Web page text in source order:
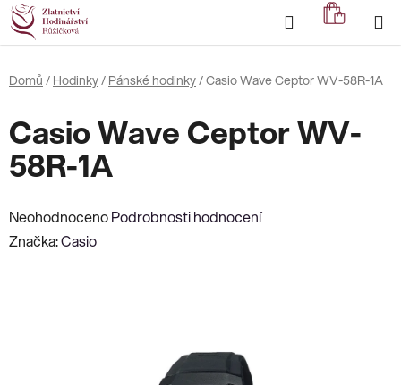
Přejít
na
obsah
Hledat
KOŠÍK
Domů / Hodinky/ Pánské hodinky/Casio Wave Ceptor WV-58R-1A
Casio Wave Ceptor WV-
58R-1A
Průměrné
hodnocení
NeohodnocenoPodrobnosti hodnocení
Značka:Casio